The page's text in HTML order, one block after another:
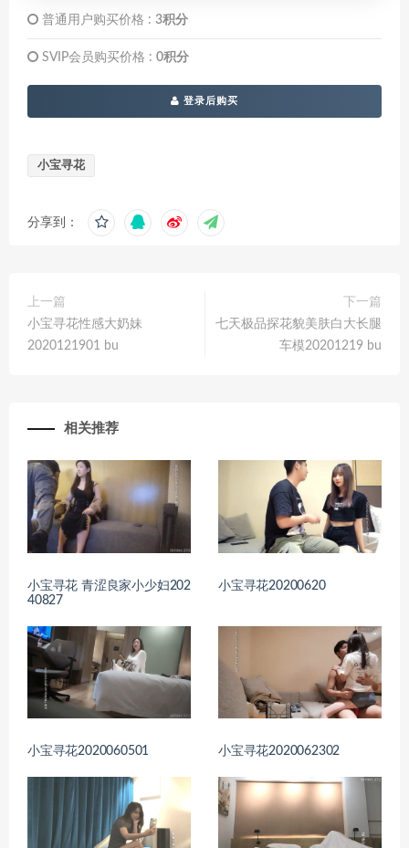
普通用户购买价格 : 3积分
SVIP会员购买价格 : 0积分
登录后购买
小宝寻花
分享到：
上一篇
小宝寻花性感大奶妹
2020121901 bu
下一篇
七天极品探花貌美肤白大长腿
车模20201219 bu
相关推荐
小宝寻花 青涩良家小少妇202
40827
小宝寻花20200620
小宝寻花2020060501 小宝寻花2020062302